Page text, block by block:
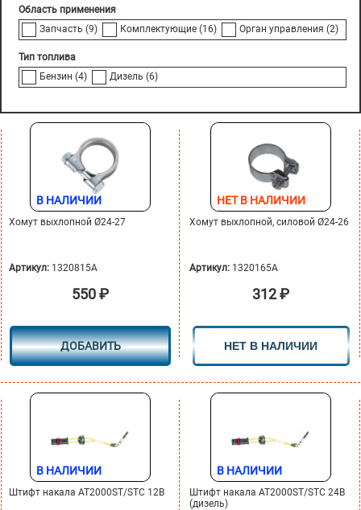
Область применения
Запчасть (9) Комплектующие (16) Орган управления (2)
Тип топлива
Бензин (4) Дизель (6)
В НАЛИЧИИ
Хомут выхлопной Ø24-27
Артикул: 1320815A
550₽
ДОБАВИТЬ
НЕТ В НАЛИЧИИ
Хомут выхлопной, силовой Ø24-26
Артикул: 1320165A
312₽
НЕТ В НАЛИЧИИ
В НАЛИЧИИ
Штифт накала AT2000ST/STC 12В
В НАЛИЧИИ
Штифт накала АТ2000ST/STC 24В
(дизель)